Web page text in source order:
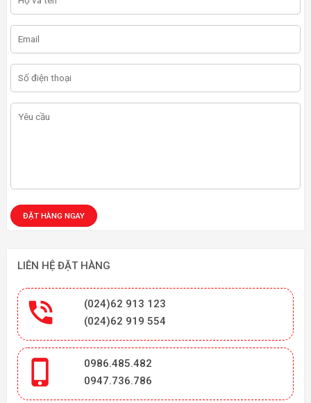
LIÊN HỆ ĐẶT HÀNG

(024)62 913 123
(024)62 919 554

0986.485.482
0947.736.786